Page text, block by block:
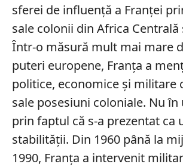
sferei de influență a Franței
sale colonii din Africa Centrală
Într-o măsură mult mai mare
puteri europene, Franța a
politice, economice și militare
sale posesiuni coloniale. Nu
prin faptul că s-a prezentat ca
stabilității. Din 1960 până la
1990, Franța a intervenit